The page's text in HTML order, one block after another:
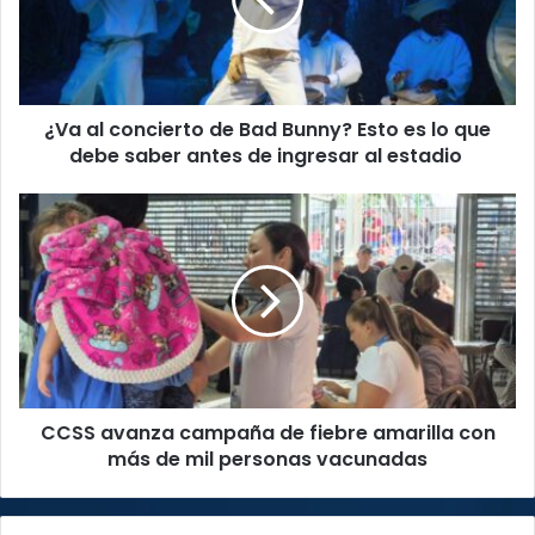
lo
antes
de
ingresar
al
estadio
¿Va al concierto de Bad Bunny? Esto es lo que
debe saber antes de ingresar al estadio
CCSS
avanza
campaña
de
fiebre
amarilla
con
más
de
CCSS avanza campaña de fiebre amarilla con
más de mil personas vacunadas